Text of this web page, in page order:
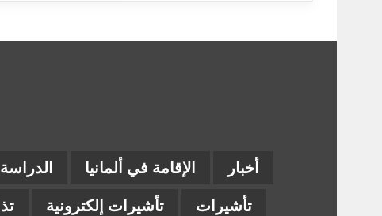
أخبار الإقامة في ألمانيا
تأشيرات
تأشيرات إلكترونية